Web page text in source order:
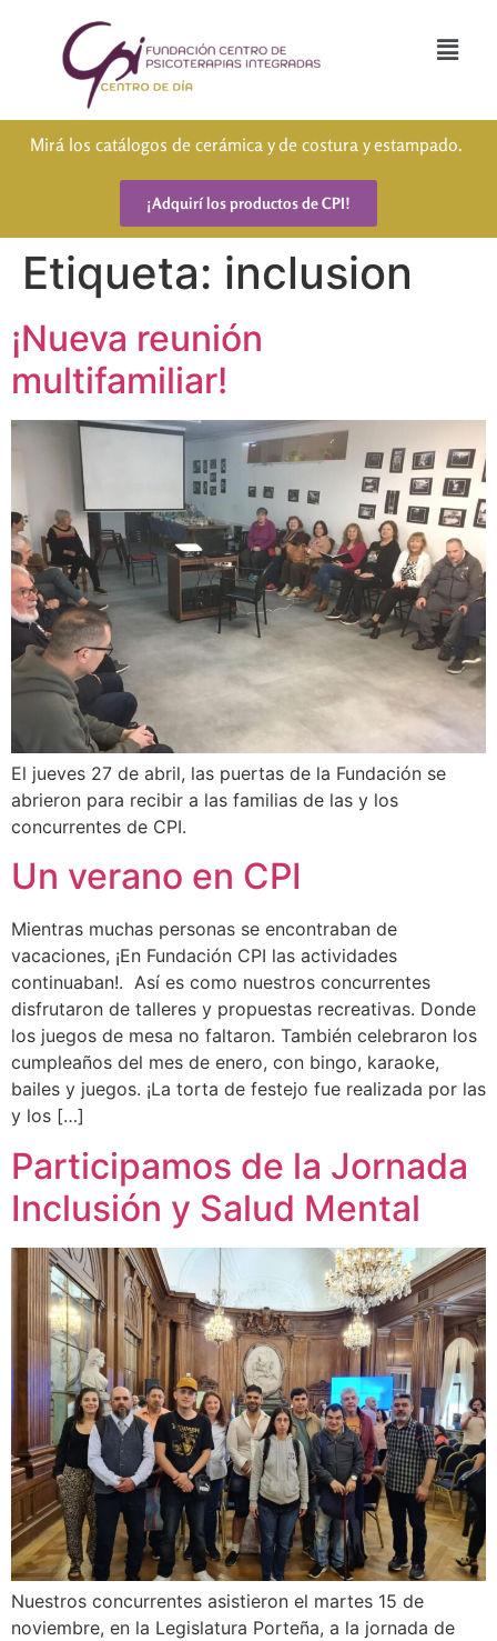
Mirá los catálogos de cerámica y de costura y estampado.
¡Adquirí los productos de CPI!
Etiqueta: inclusion
¡Nueva reunión
multifamiliar!
El jueves 27 de abril, las puertas de la Fundación se
abrieron para recibir a las familias de las y los
concurrentes de CPI.
Un verano en CPI
Mientras muchas personas se encontraban de
vacaciones, ¡En Fundación CPI las actividades
continuaban!. Así es como nuestros concurrentes
disfrutaron de talleres y propuestas recreativas. Donde
los juegos de mesa no faltaron. También celebraron los
cumpleaños del mes de enero, con bingo, karaoke,
bailes y juegos. ¡La torta de festejo fue realizada por las
y los […]
Participamos de la Jornada
Inclusión y Salud Mental
Nuestros concurrentes asistieron el martes 15 de
noviembre, en la Legislatura Porteña, a la jornada de